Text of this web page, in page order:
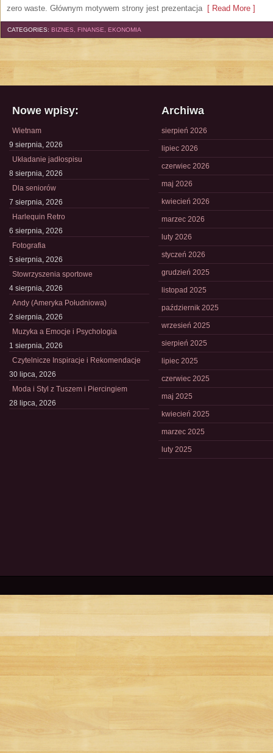
zero waste. Głównym motywem strony jest prezentacja[ Read More ]
CATEGORIES: BIZNES, FINANSE, EKONOMIA
Nowe wpisy:
Wietnam
9 sierpnia, 2026
Układanie jadłospisu
8 sierpnia, 2026
Dla seniorów
7 sierpnia, 2026
Harlequin Retro
6 sierpnia, 2026
Fotografia
5 sierpnia, 2026
Stowrzyszenia sportowe
4 sierpnia, 2026
Andy (Ameryka Południowa)
2 sierpnia, 2026
Muzyka a Emocje i Psychologia
1 sierpnia, 2026
Czytelnicze Inspiracje i Rekomendacje
30 lipca, 2026
Moda i Styl z Tuszem i Piercingiem
28 lipca, 2026
Archiwa
sierpień 2026
lipiec 2026
czerwiec 2026
maj 2026
kwiecień 2026
marzec 2026
luty 2026
styczeń 2026
grudzień 2025
listopad 2025
październik 2025
wrzesień 2025
sierpień 2025
lipiec 2025
czerwiec 2025
maj 2025
kwiecień 2025
marzec 2025
luty 2025